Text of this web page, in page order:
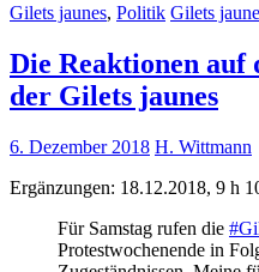
Gilets jaunes, Politik Gilets
Die Reaktionen auf
der Gilets jaunes
6. Dezember 2018 H. Wittmann
Ergänzungen: 18.12.2018, 9 h
Für Samstag rufen die
Protestwochenende in